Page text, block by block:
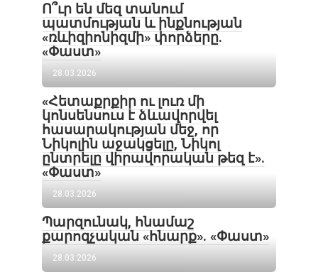
Ո՞ւր են մեզ տանում
պատմության և ինքնության
«ռևիզիոնիզմի» փորձերը.
«Փաստ»
28.03.2026
«Հետաքրքիր ու լուռ մի
կոնսենսուս է ձևավորվել
հասարակության մեջ, որ
Նիկոլին աջակցելը, Նիկոլ
ընտրելը վիրավորական թեզ է».
«Փաստ»
28.03.2026
Պարզունակ, հնամաշ
քարոզչական «հնարք». «Փաստ»
28.03.2026